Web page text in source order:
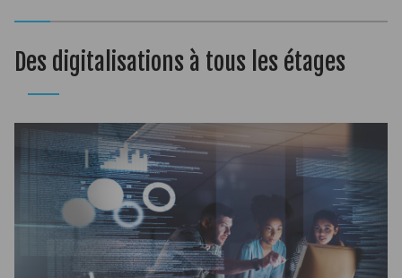
Des digitalisations à tous les étages